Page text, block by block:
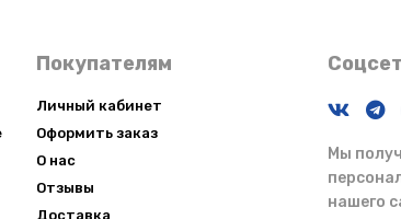
Покупателям
Личный кабинет
Оформить заказ
О нас
Отзывы
Доставка
Мы
нашего